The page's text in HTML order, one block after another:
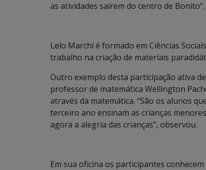
as atividades saírem do centro de Bonito”.
Lelo Marchi é formado em Ciências
trabalho na criação de materiais
Outro exemplo desta participação ativa
professor de matemática Wellington
através da matemática. “São os alunos
terceiro ano ensinam as crianças
agora a alegria das crianças”, observou.
Em sua oficina os participantes